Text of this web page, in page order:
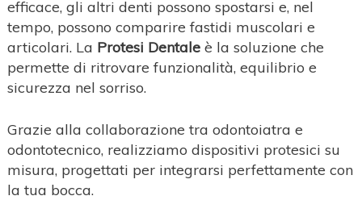
efficace, gli altri denti possono spostarsi e, nel
tempo, possono comparire fastidi muscolari e
articolari. La Protesi Dentaleè la soluzione che
permette di ritrovare funzionalità, equilibrio e
sicurezza nel sorriso.
Grazie alla collaborazione tra odontoiatra e
odontotecnico, realizziamo dispositivi protesici su
misura, progettati per integrarsi perfettamente con
la tua bocca.